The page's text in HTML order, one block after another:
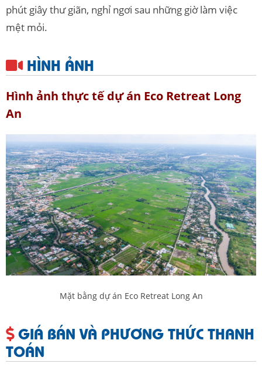
phút giây thư giãn, nghỉ ngơi sau những giờ làm việc
mệt mỏi.
HÌNH ẢNH
Hình ảnh thực tế dự án Eco Retreat Long
An
Mặt bằng dự án Eco Retreat Long An
GIÁ BÁN VÀ PHƯƠNG THỨC THANH
TOÁN